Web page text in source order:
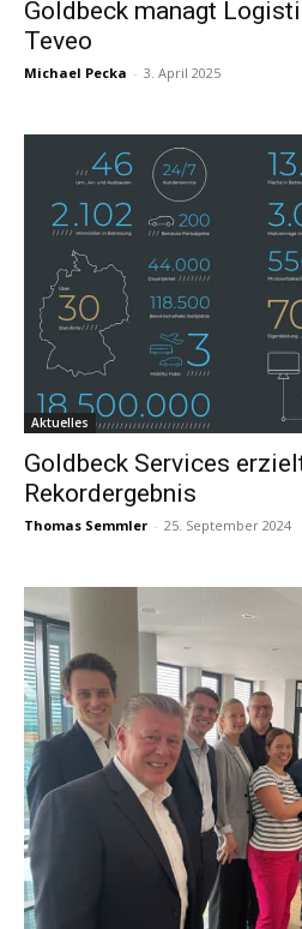
Goldbeck managt
Teveo
Michael Pecka - 3. April 2025
Aktuelles
Goldbeck Services
Rekordergebnis
Thomas Semmler - 25. September 2024